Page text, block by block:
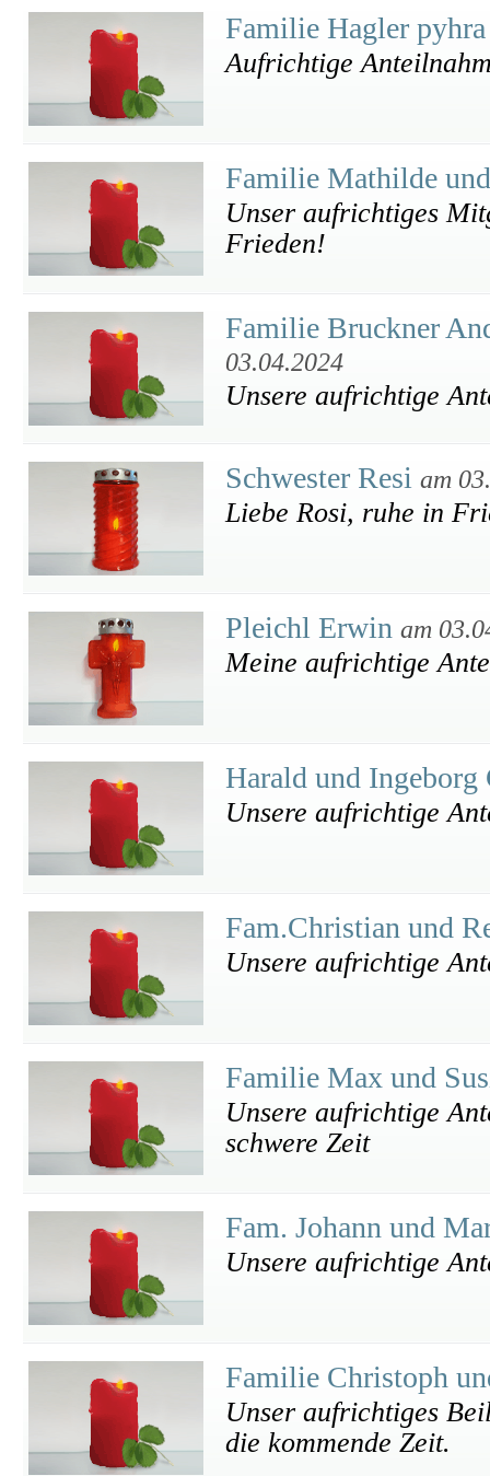
Familie Hagler
Aufrichtige
Familie Mathilde
Unser aufrichtiges
Frieden!
Familie Bruckner
03.04.2024
Unsere aufrichtige
Schwester Resi am
Liebe Rosi, ruhe in
Pleichl Erwin am
Meine aufrichtige
Harald und
Unsere aufrichtige
Fam.Christian und
Unsere aufrichtige
Familie Max und
Unsere aufrichtige
schwere Zeit
Fam. Johann und
Unsere aufrichtige
Familie Christoph
Unser aufrichtiges
die kommende Zeit.